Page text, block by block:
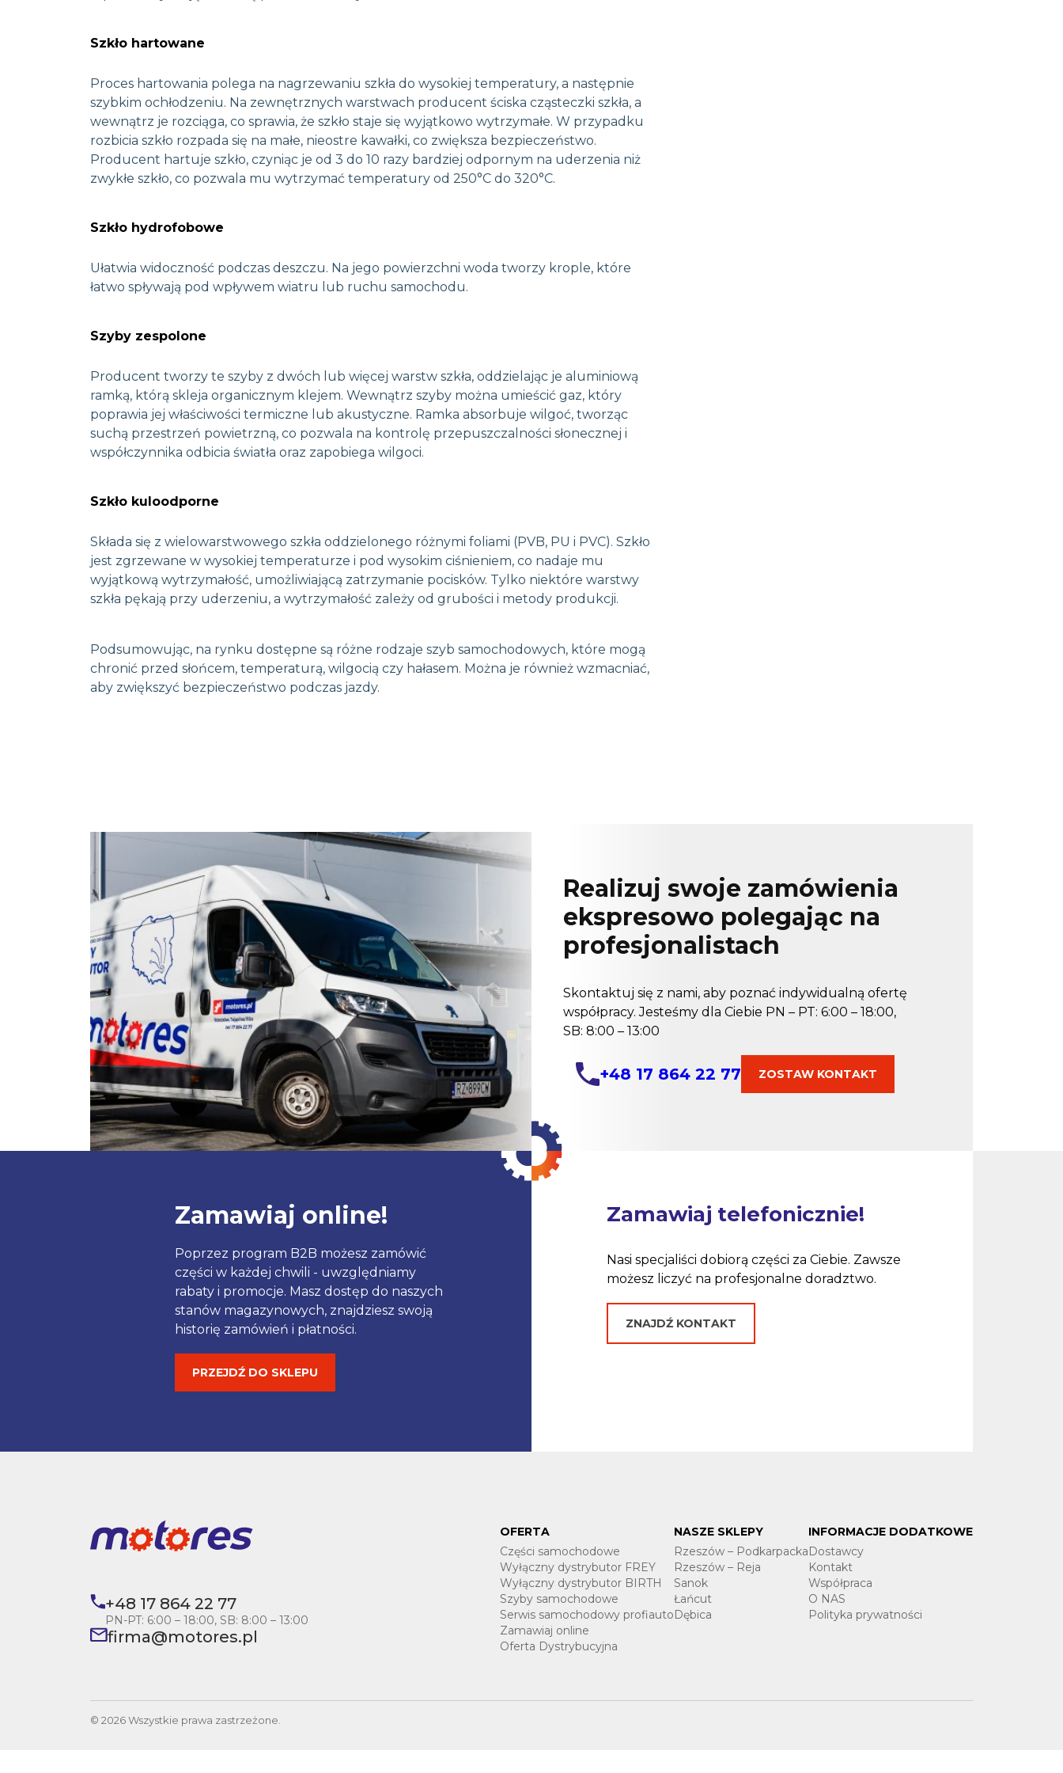
Szkło hartowane
Proces hartowania polega na nagrzewaniu szkła do wysokiej temperatury, a następnie
szybkim ochłodzeniu. Na zewnętrznych warstwach producent ściska cząsteczki szkła, a
wewnątrz je rozciąga, co sprawia, że szkło staje się wyjątkowo wytrzymałe. W przypadku
rozbicia szkło rozpada się na małe, nieostre kawałki, co zwiększa bezpieczeństwo.
Producent hartuje szkło, czyniąc je od 3 do 10 razy bardziej odpornym na uderzenia niż
zwykłe szkło, co pozwala mu wytrzymać temperatury od 250°C do 320°C.
Szkło hydrofobowe
Ułatwia widoczność podczas deszczu. Na jego powierzchni woda tworzy krople, które
łatwo spływają pod wpływem wiatru lub ruchu samochodu.
Szyby zespolone
Producent tworzy te szyby z dwóch lub więcej warstw szkła, oddzielając je aluminiową
ramką, którą skleja organicznym klejem. Wewnątrz szyby można umieścić gaz, który
poprawia jej właściwości termiczne lub akustyczne. Ramka absorbuje wilgoć, tworząc
suchą przestrzeń powietrzną, co pozwala na kontrolę przepuszczalności słonecznej i
współczynnika odbicia światła oraz zapobiega wilgoci.
Szkło kuloodporne
Składa się z wielowarstwowego szkła oddzielonego różnymi foliami (PVB, PU i PVC). Szkło
jest zgrzewane w wysokiej temperaturze i pod wysokim ciśnieniem, co nadaje mu
wyjątkową wytrzymałość, umożliwiającą zatrzymanie pocisków. Tylko niektóre warstwy
szkła pękają przy uderzeniu, a wytrzymałość zależy od grubości i metody produkcji.
Podsumowując, na rynku dostępne są różne rodzaje szyb samochodowych, które mogą
chronić przed słońcem, temperaturą, wilgocią czy hałasem. Można je również wzmacniać,
aby zwiększyć bezpieczeństwo podczas jazdy.
Realizuj swoje zamówienia
ekspresowo polegając na
profesjonalistach
Skontaktuj się z nami, aby poznać indywidualną ofertę
współpracy. Jesteśmy dla Ciebie PN – PT: 6:00 – 18:00,
SB: 8:00 – 13:00
+48 17 864 22 77 ZOSTAW KONTAKT
Zamawiaj online!
Poprzez program B2B możesz zamówić
części w każdej chwili - uwzględniamy
rabaty i promocje. Masz dostęp do naszych
stanów magazynowych, znajdziesz swoją
historię zamówień i płatności.
PRZEJDŹ DO SKLEPU
Zamawiaj telefonicznie!
Nasi specjaliści dobiorą części za Ciebie. Zawsze
możesz liczyć na profesjonalne doradztwo.
ZNAJDŹ KONTAKT
+48 17 864 22 77
PN-PT: 6:00 – 18:00, SB: 8:00 – 13:00
firma@motores.pl
OFERTA
Części samochodowe
Wyłączny dystrybutor FREY
Wyłączny dystrybutor BIRTH
Szyby samochodowe
Serwis samochodowy profiauto
Zamawiaj online
Oferta Dystrybucyjna
NASZE SKLEPY
Rzeszów – Podkarpacka
Rzeszów – Reja
Sanok
Łańcut
Dębica
INFORMACJE DODATKOWE
Dostawcy
Kontakt
Współpraca
O NAS
Polityka prywatności
© 2026 Wszystkie prawa zastrzeżone.